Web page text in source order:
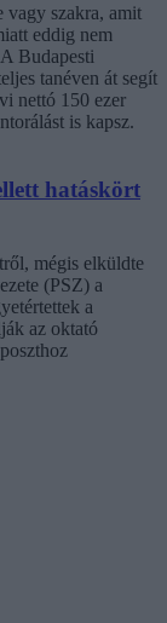
vagy szakra, amit
eddig nem
Budapesti
tanéven át segít
nettó 150 ezer
is kapsz.
hatáskört
mégis elküldte
(PSZ) a
a
az oktató